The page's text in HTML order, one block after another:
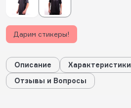
Дарим стикеры!
Описание
Характеристики
Отзывы и Вопросы